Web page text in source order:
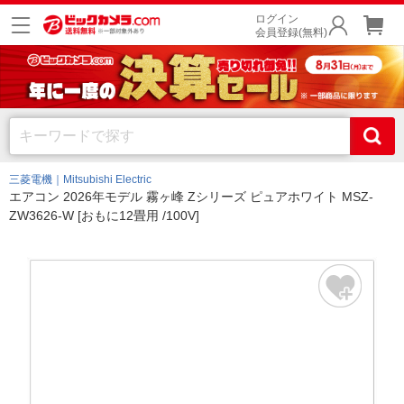
ログイン
会員登録(無料)
三菱電機｜Mitsubishi Electric
エアコン 2026年モデル 霧ヶ峰 Zシリーズ ピュアホワイト MSZ-
ZW3626-W [おもに12畳用 /100V]